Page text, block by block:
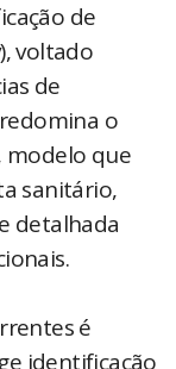
de
voltado
de
o
que
sanitário,
detalhada
é
identificação